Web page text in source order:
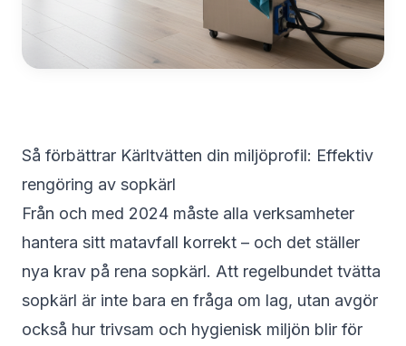
Så förbättrar Kärltvätten din miljöprofil: Effektiv
rengöring av sopkärl
Från och med 2024 måste alla verksamheter
hantera sitt matavfall korrekt – och det ställer
nya krav på rena sopkärl. Att regelbundet tvätta
sopkärl är inte bara en fråga om lag, utan avgör
också hur trivsam och hygienisk miljön blir för